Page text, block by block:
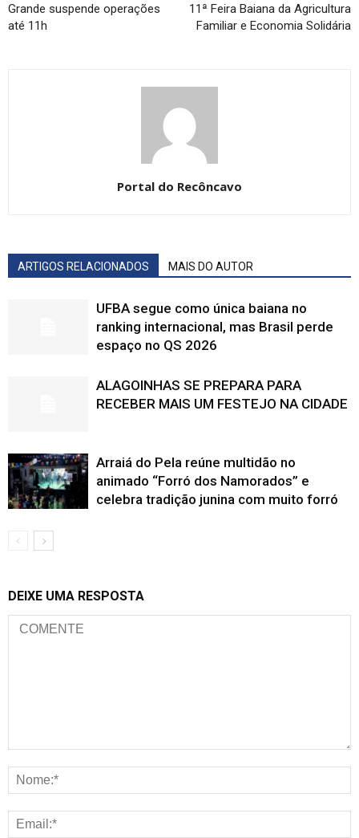
Grande suspende operações
até 11h
11ª Feira Baiana da Agricultura
Familiar e Economia Solidária
Portal do Recôncavo
ARTIGOS RELACIONADOS MAIS DO AUTOR
UFBA segue como única baiana no
ranking internacional, mas Brasil perde
espaço no QS 2026
ALAGOINHAS SE PREPARA PARA
RECEBER MAIS UM FESTEJO NA CIDADE
Arraiá do Pela reúne multidão no
animado “Forró dos Namorados” e
celebra tradição junina com muito forró
DEIXE UMA RESPOSTA